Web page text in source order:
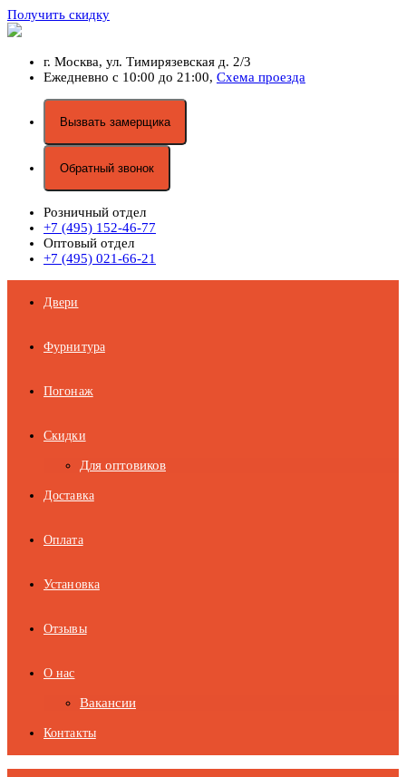
Получить скидку
г. Москва, ул. Тимирязевская д. 2/3
Ежедневно с 10:00 до 21:00, Схема проезда
Вызвать замерщика
Обратный звонок
Розничный отдел
+7 (495) 152-46-77
Оптовый отдел
+7 (495) 021-66-21
Двери
Фурнитура
Погонаж
Скидки
Для оптовиков
Доставка
Оплата
Установка
Отзывы
О нас
Вакансии
Контакты